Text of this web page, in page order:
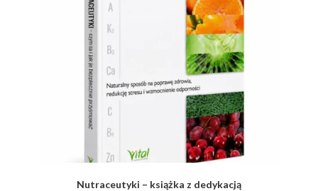
Nutraceutyki – książka z dedykacją